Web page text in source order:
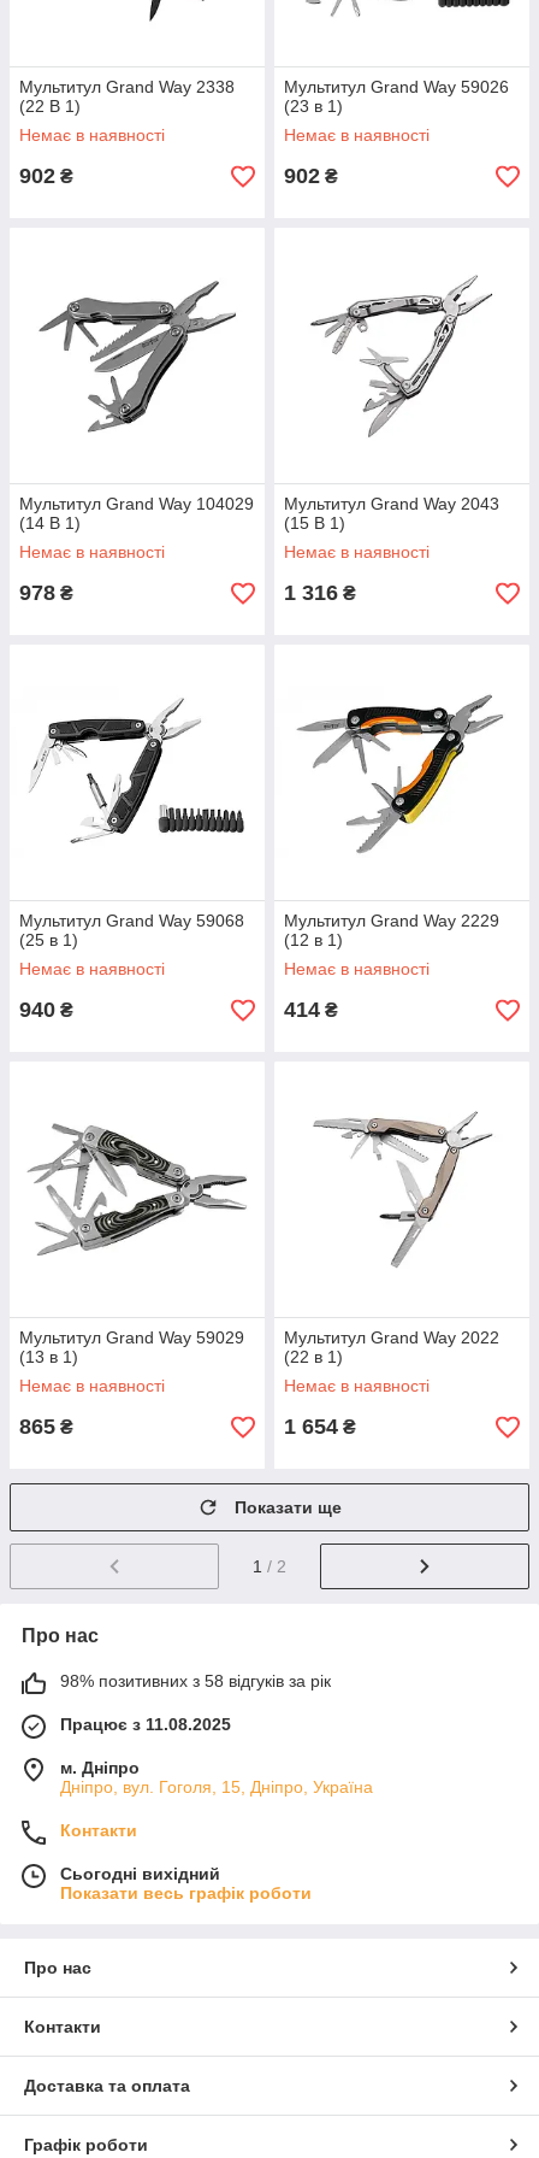
Мультитул Grand Way 2338
(22 В 1)
Немає в наявності
902 ₴
Мультитул Grand Way 59026
(23 в 1)
Немає в наявності
902 ₴
Мультитул Grand Way 104029
(14 В 1)
Немає в наявності
978 ₴
Мультитул Grand Way 2043
(15 В 1)
Немає в наявності
1 316 ₴
Мультитул Grand Way 59068
(25 в 1)
Немає в наявності
940 ₴
Мультитул Grand Way 2229
(12 в 1)
Немає в наявності
414 ₴
Мультитул Grand Way 59029
(13 в 1)
Немає в наявності
865 ₴
Мультитул Grand Way 2022
(22 в 1)
Немає в наявності
1 654 ₴
Показати ще
1 / 2
Про нас
98% позитивних з 58 відгуків за рік
Працює з 11.08.2025
м. Дніпро
Дніпро, вул. Гоголя, 15, Дніпро, Україна
Контакти
Сьогодні вихідний
Показати весь графік роботи
Про нас
Контакти
Доставка та оплата
Графік роботи